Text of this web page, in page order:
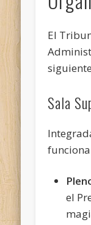
El
Sala
el